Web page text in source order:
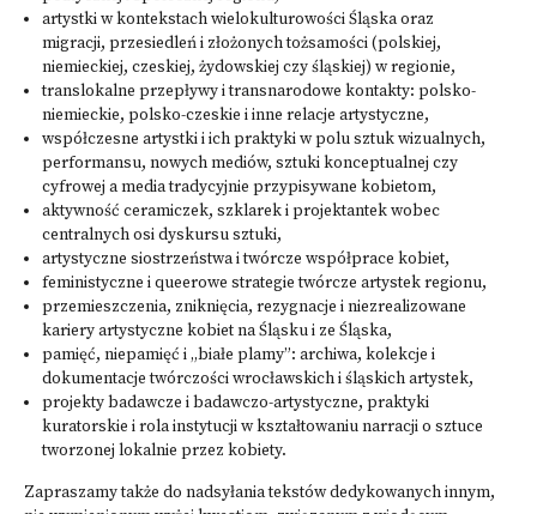
artystki w kontekstach wielokulturowości Śląska oraz
migracji, przesiedleń i złożonych tożsamości (polskiej,
niemieckiej, czeskiej, żydowskiej czy śląskiej) w regionie,
translokalne przepływy i transnarodowe kontakty: polsko-
niemieckie, polsko-czeskie i inne relacje artystyczne,
współczesne artystki i ich praktyki w polu sztuk wizualnych,
performansu, nowych mediów, sztuki konceptualnej czy
cyfrowej a media tradycyjnie przypisywane kobietom,
aktywność ceramiczek, szklarek i projektantek wobec
centralnych osi dyskursu sztuki,
artystyczne siostrzeństwa i twórcze współprace kobiet,
feministyczne i queerowe strategie twórcze artystek regionu,
przemieszczenia, zniknięcia, rezygnacje i niezrealizowane
kariery artystyczne kobiet na Śląsku i ze Śląska,
pamięć, niepamięć i „białe plamy”: archiwa, kolekcje i
dokumentacje twórczości wrocławskich i śląskich artystek,
projekty badawcze i badawczo-artystyczne, praktyki
kuratorskie i rola instytucji w kształtowaniu narracji o sztuce
tworzonej lokalnie przez kobiety.
Zapraszamy także do nadsyłania tekstów dedykowanych innym,